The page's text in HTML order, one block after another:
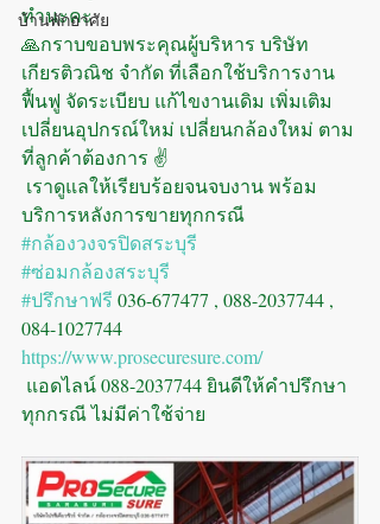
บ้านพักอาศัย
ทำนะคะ
🙏กราบขอบพระคุณผู้บริหาร บริษัท
เกียรติวณิช จำกัด ที่เลือกใช้บริการงาน
ฟื้นฟู จัดระเบียบ แก้ไขงานเดิม เพิ่มเติม
เปลี่ยนอุปกรณ์ใหม่ เปลี่ยนกล้องใหม่ ตาม
ที่ลูกค้าต้องการ ✌️
บริการหลังการขายทุกกรณี
#กล้องวงจรปิดสระบุรี
#ซ่อมกล้องสระบุรี
#ปรึกษาฟรี 036-677477 , 088-2037744 ,
084-1027744
https://www.prosecuresure.com/
ทุกกรณี ไม่มีค่าใช้จ่าย